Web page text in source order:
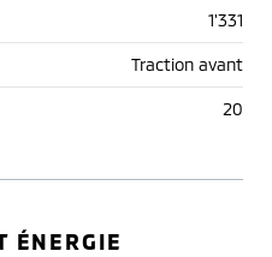
1'331
Traction avant
20
ÉNERGIE